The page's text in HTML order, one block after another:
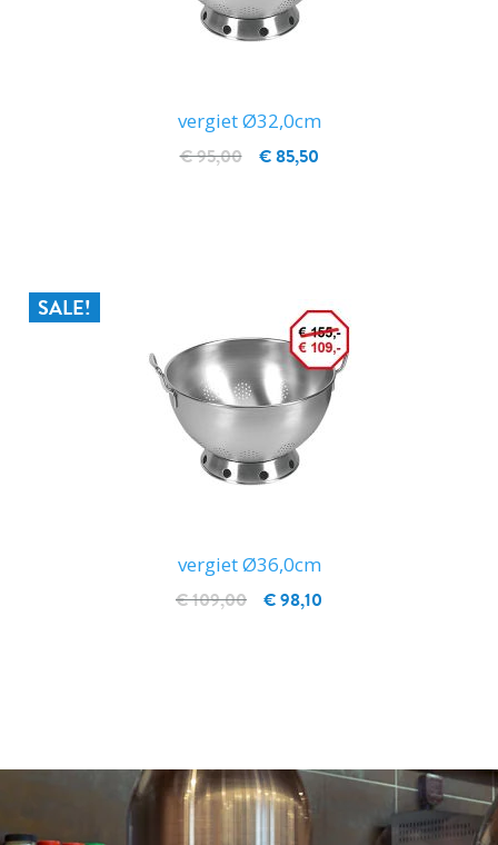
vergiet Ø32,0cm
€ 85,50
€ 95,00
SALE!
vergiet Ø36,0cm
€ 98,10
€ 109,00